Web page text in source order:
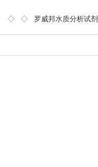
◇ ◇ 罗威邦水质分析试剂